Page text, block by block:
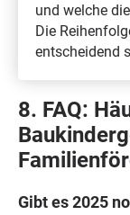
und welche
Die
entscheidend
8. FAQ:
Gibt es 2025